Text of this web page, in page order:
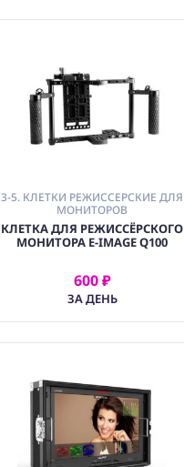
3-5. КЛЕТКИ РЕЖИССЕРСКИЕ ДЛЯ
МОНИТОРОВ
КЛЕТКА ДЛЯ РЕЖИССЁРСКОГО
МОНИТОРА E-IMAGE Q100
600 ₽
ЗА ДЕНЬ
АРЕНДОВАТЬ